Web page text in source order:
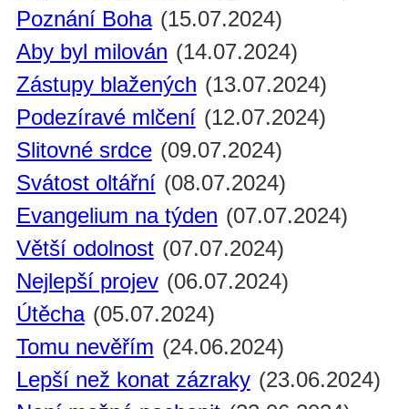
Poznání Boha (15.07.2024)
Aby byl milován (14.07.2024)
Zástupy blažených (13.07.2024)
Podezíravé mlčení (12.07.2024)
Slitovné srdce (09.07.2024)
Svátost oltářní (08.07.2024)
Evangelium na týden (07.07.2024)
Větší odolnost (07.07.2024)
Nejlepší projev (06.07.2024)
Útěcha (05.07.2024)
Tomu nevěřím (24.06.2024)
Lepší než konat zázraky (23.06.2024)